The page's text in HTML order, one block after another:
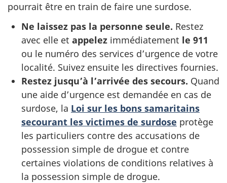
pourrait être en train de faire une surdose.
Ne laissez pas la personne seule. Restez
avec elle et appelez immédiatement le 911
ou le numéro des services d’urgence de votre
localité. Suivez ensuite les directives fournies.
Restez jusqu’à l’arrivée des secours. Quand
une aide d’urgence est demandée en cas de
surdose, la Loi sur les bons samaritains
secourant les victimes de surdose protège
les particuliers contre des accusations de
possession simple de drogue et contre
certaines violations de conditions relatives à
la possession simple de drogue.